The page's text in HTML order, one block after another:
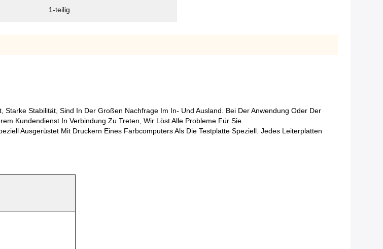
1-teilig
Stabilität, Sind In Der Großen Nachfrage Im In- Und Ausland. Bei Der Anwendung Oder Der
Kundendienst In Verbindung Zu Treten, Wir Löst Alle Probleme Für Sie.
Ausgerüstet Mit Druckern Eines Farbcomputers Als Die Testplatte Speziell. Jedes Leiterplatten